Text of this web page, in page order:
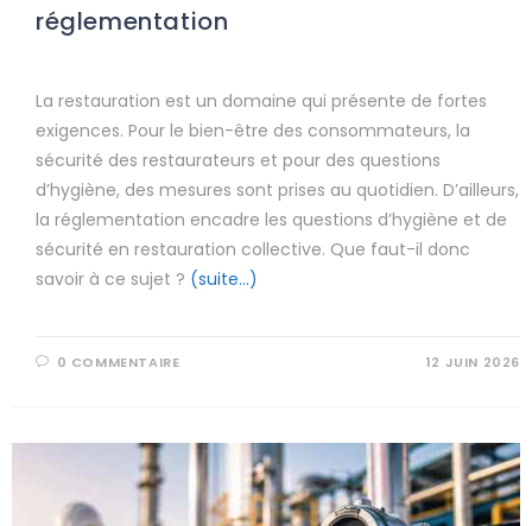
réglementation
La restauration est un domaine qui présente de fortes
exigences. Pour le bien-être des consommateurs, la
sécurité des restaurateurs et pour des questions
d’hygiène, des mesures sont prises au quotidien. D’ailleurs,
la réglementation encadre les questions d’hygiène et de
sécurité en restauration collective. Que faut-il donc
savoir à ce sujet ? (suite…)
0 COMMENTAIRE 12 JUIN 2026